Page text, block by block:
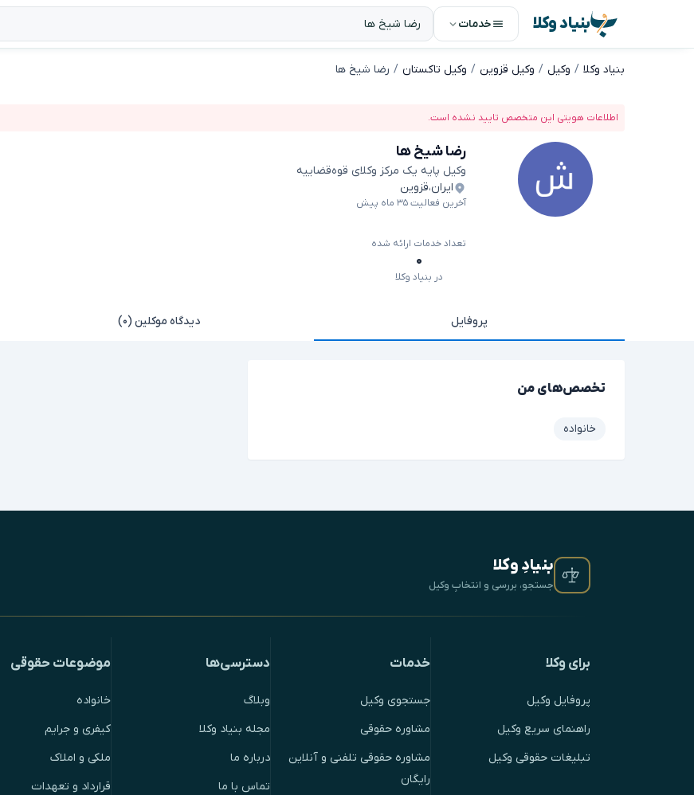
بنیاد وکلا خدمات
بنیاد وکلا وکیل وکیل قزوین وکیل تاکستان رضا شیخ ها
اطلاعات هویتی این متخصص تایید نشده است.
رضا شیخ ها
وکیل پایه یک مرکز وکلای قوه‌قضاییه
ایران،قزوین
آخرین فعالیت ۳۵ ماه پیش
تعداد خدمات ارائه شده
۰
در بنیاد وکلا
پروفایل دیدگاه موکلین (۰)
تخصص‌های من
خانواده
بنیادِ وکلا
جستجو، بررسی و انتخابِ وکیل
برای وکلا
پروفایل وکیل
راهنمای سریع وکیل
تبلیغات حقوقی وکیل
خدمات
جستجوی وکیل
مشاوره حقوقی
مشاوره حقوقی تلفنی و آنلاین
رایگان
دسترسی‌ها
وبلاگ
مجله بنیاد وکلا
درباره ما
تماس با ما
موضوعات حقوقی
خانواده
کیفری و جرایم
ملکی و املاک
قرارداد و تعهدات